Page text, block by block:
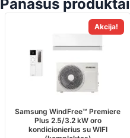
Panašūs produktai
Akcija!
Samsung WindFree™ Premiere
Plus 2.5/3.2 kW oro
kondicionierius su WIFI
has
multiple
variants.
The
may
be
chosen